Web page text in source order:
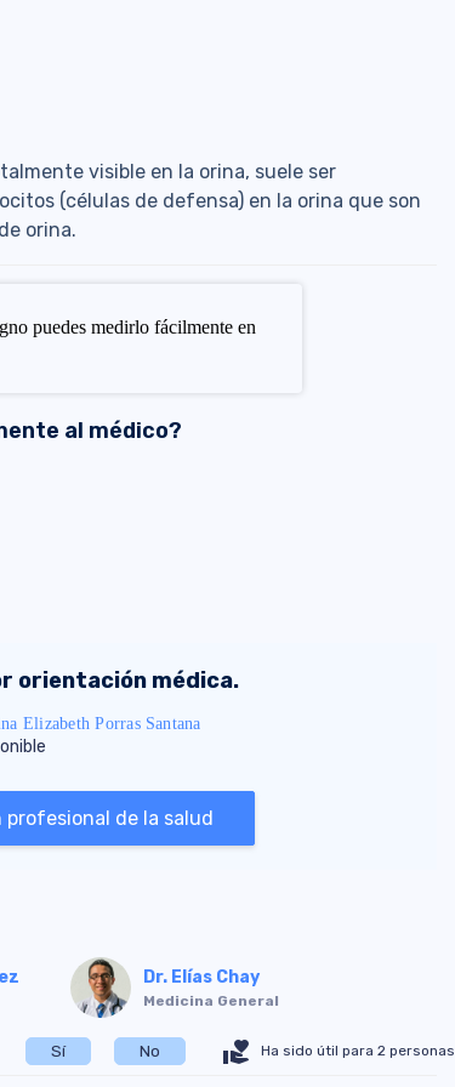
visible en la orina, suele ser
(células de defensa) en la orina que son
orina.
puedes medirlo fácilmente en
al médico?
orientación médica.
Elizabeth Porras Santana
profesional de la salud
Dr. Elías Chay
Medicina General
Sí No volunteer_activism Ha sido útil para 2 personas